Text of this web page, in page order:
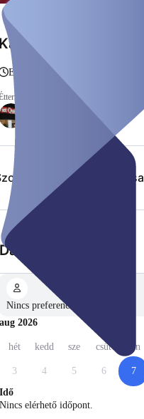
4
egy óra és 10 óra között
hozzáadása
Dátum kiválasztása
Nincs preferencia
aug 2026
hét kedd sze csüt pén
3 4 5 6 7
Idő
Nincs elérhető időpont.